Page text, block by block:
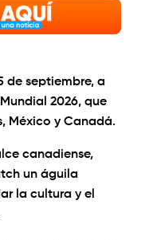
de septiembre, a
2026, que
México y Canadá.
canadiense,
un águila
la cultura y el